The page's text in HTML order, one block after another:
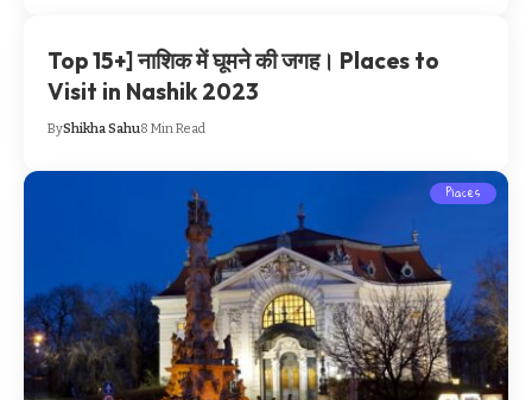
Top 15+] नाशिक में घूमने की जगह। Places to
Visit in Nashik 2023
ByShikha Sahu8 Min Read
Places